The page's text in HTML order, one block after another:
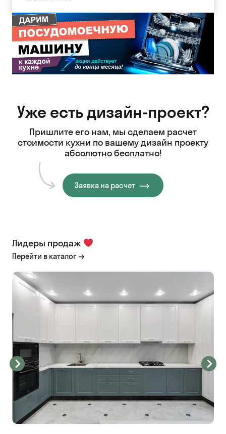
Уже есть дизайн-проект?
Пришлите его нам, мы сделаем расчет
стоимости кухни по вашему дизайн проекту
абсолютно бесплатно!
Заявка на расчет
Лидеры продаж
Перейти в каталог